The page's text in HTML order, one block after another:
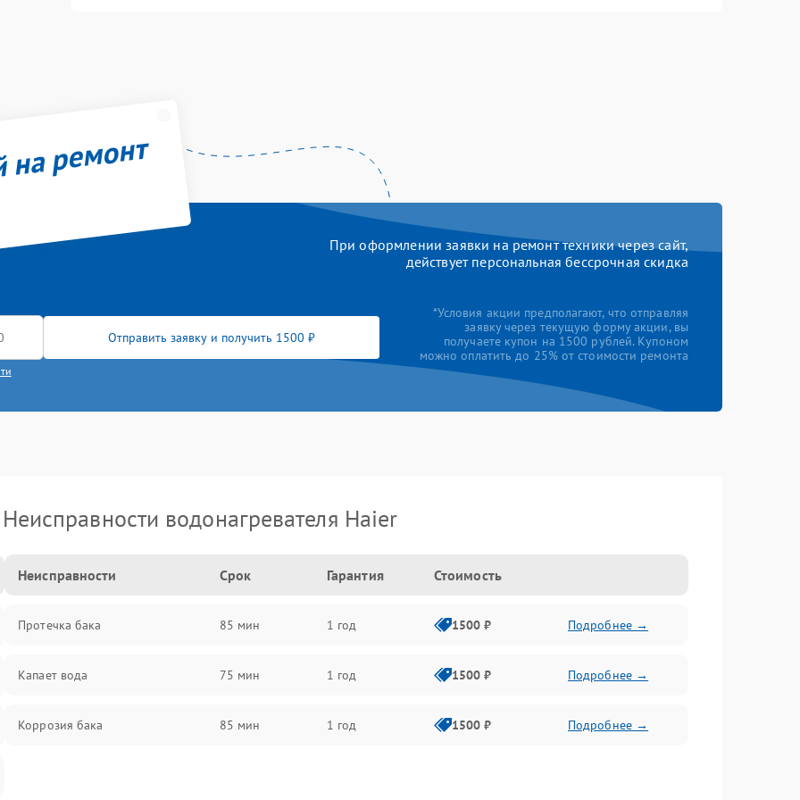
ремонт
При оформлении заявки на ремонт техники через сайт,
действует персональная бессрочная скидка
Отправить заявку и получить 1500 ₽
*Условия акции предполагают, что отправляя
заявку через текущую форму акции, вы
получаете купон на 1500 рублей. Купоном
можно оплатить до 25% от стоимости ремонта
Неисправности водонагревателя Haier
Неисправности Срок Гарантия Стоимость
Протечка бака 85 мин 1 год 1500 ₽ Подробнее →
Капает вода 75 мин 1 год 1500 ₽ Подробнее →
Коррозия бака 85 мин 1 год 1500 ₽ Подробнее →